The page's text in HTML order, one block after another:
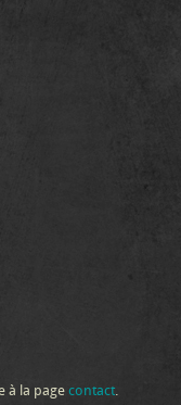
à la page contact.